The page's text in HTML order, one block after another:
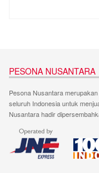
PESONA NUSANTARA
Pesona Nusantara
seluruh Indonesia untuk
Nusantara hadir